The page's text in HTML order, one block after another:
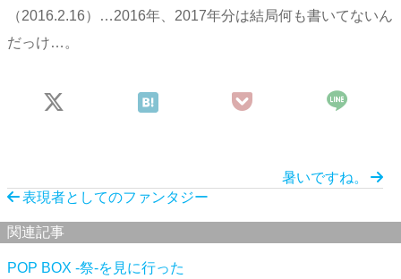
（2016.2.16）…2016年、2017年分は結局何も書いてないん
だっけ…。
暑いですね。
表現者としてのファンタジー
関連記事
POP BOX -祭-を見に行った